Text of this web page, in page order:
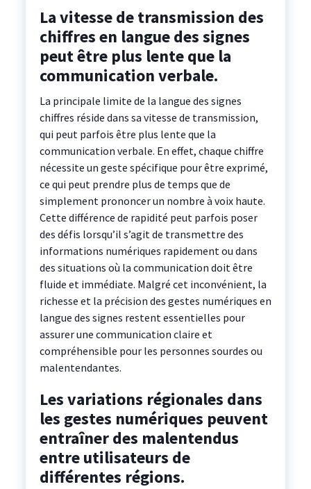
La vitesse de transmission des
chiffres en langue des signes
peut être plus lente que la
communication verbale.
La principale limite de la langue des signes
chiffres réside dans sa vitesse de transmission,
qui peut parfois être plus lente que la
communication verbale. En effet, chaque chiffre
nécessite un geste spécifique pour être exprimé,
ce qui peut prendre plus de temps que de
simplement prononcer un nombre à voix haute.
Cette différence de rapidité peut parfois poser
des défis lorsqu’il s’agit de transmettre des
informations numériques rapidement ou dans
des situations où la communication doit être
fluide et immédiate. Malgré cet inconvénient, la
richesse et la précision des gestes numériques en
langue des signes restent essentielles pour
assurer une communication claire et
compréhensible pour les personnes sourdes ou
malentendantes.
Les variations régionales dans
les gestes numériques peuvent
entraîner des malentendus
entre utilisateurs de
différentes régions.